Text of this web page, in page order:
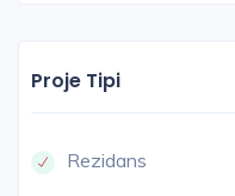
Proje Tipi
Rezidans